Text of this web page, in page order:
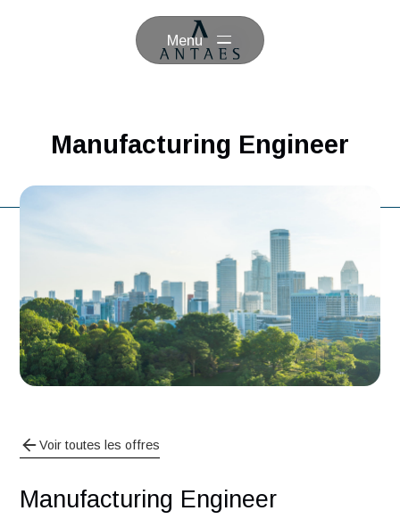
Menu
Manufacturing Engineer
Voir toutes les offres